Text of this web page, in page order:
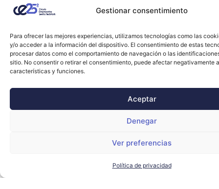
Gestionar consentimiento
Para ofrecer las mejores experiencias, utilizamos tecnologías como las
y/o acceder a la información del dispositivo. El consentimiento de estas
procesar datos como el comportamiento de navegación o las
sitio. No consentir o retirar el consentimiento, puede afectar negativamente
características y funciones.
Aceptar
Denegar
Ver preferencias
Política de privacidad